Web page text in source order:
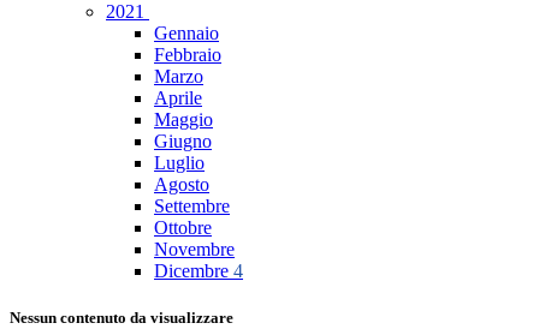
2021
Gennaio
Febbraio
Marzo
Aprile
Maggio
Giugno
Luglio
Agosto
Settembre
Ottobre
Novembre
Dicembre 4
Nessun contenuto da visualizzare